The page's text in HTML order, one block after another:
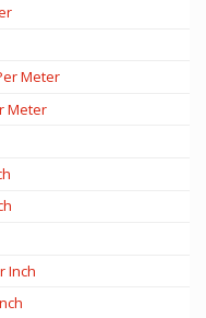
Meter
Meter
Inch